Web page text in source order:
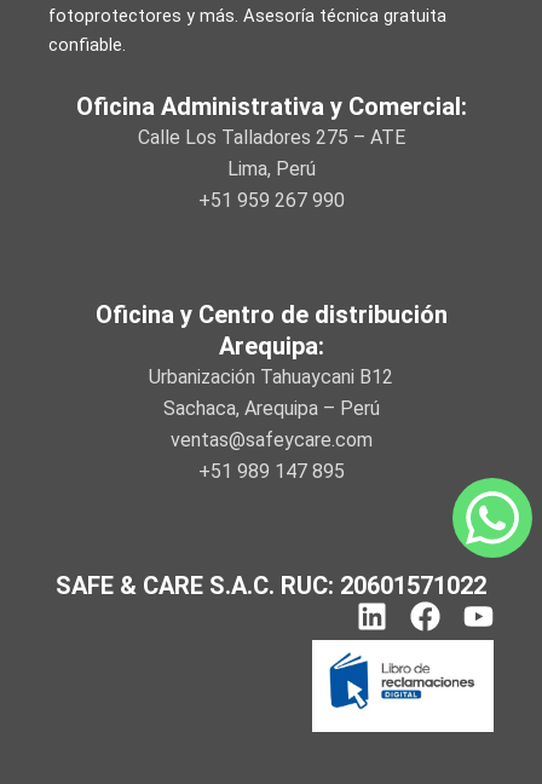
fotoprotectores y más. Asesoría técnica gratuita
confiable.
Oficina Administrativa y Comercial:
Calle Los Talladores 275 – ATE
Lima, Perú
+51 959 267 990
Oficina y Centro de distribución
Arequipa:
Urbanización Tahuaycani B12
Sachaca, Arequipa – Perú
ventas@safeycare.com
+51 989 147 895
SAFE & CARE S.A.C. RUC: 20601571022
L
i
n
k
e
F
a
c
b
Y
o
u